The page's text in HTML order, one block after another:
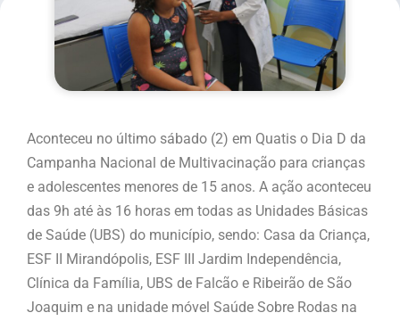
Aconteceu no último sábado (2) em Quatis o Dia D da
Campanha Nacional de Multivacinação para crianças
e adolescentes menores de 15 anos. A ação aconteceu
das 9h até às 16 horas em todas as Unidades Básicas
de Saúde (UBS) do município, sendo: Casa da Criança,
ESF II Mirandópolis, ESF III Jardim Independência,
Clínica da Família, UBS de Falcão e Ribeirão de São
Joaquim e na unidade móvel Saúde Sobre Rodas na